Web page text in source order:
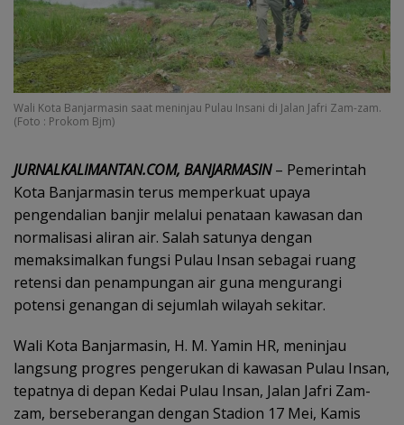
Wali Kota Banjarmasin saat meninjau Pulau Insani di Jalan Jafri Zam-zam.
(Foto : Prokom Bjm)
JURNALKALIMANTAN.COM, BANJARMASIN– Pemerintah
Kota Banjarmasin terus memperkuat upaya
pengendalian banjir melalui penataan kawasan dan
normalisasi aliran air. Salah satunya dengan
memaksimalkan fungsi Pulau Insan sebagai ruang
retensi dan penampungan air guna mengurangi
potensi genangan di sejumlah wilayah sekitar.
Wali Kota Banjarmasin, H. M. Yamin HR, meninjau
langsung progres pengerukan di kawasan Pulau Insan,
tepatnya di depan Kedai Pulau Insan, Jalan Jafri Zam-
zam, berseberangan dengan Stadion 17 Mei, Kamis